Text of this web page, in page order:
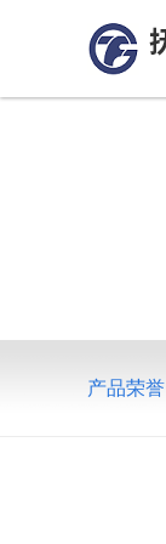
产品荣誉